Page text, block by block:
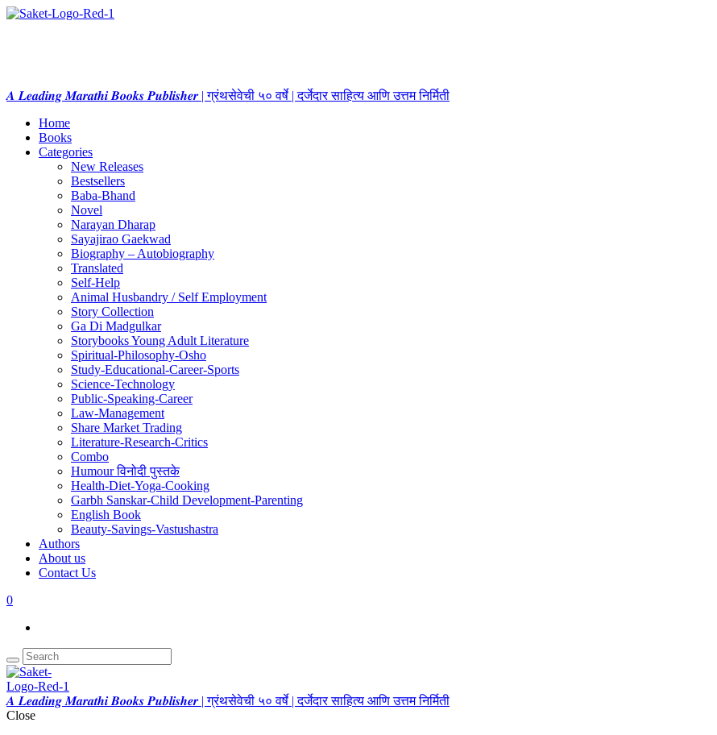
𝑨 𝑳𝒆𝒂𝒅𝒊𝒏𝒈 𝑴𝒂𝒓𝒂𝒕𝒉𝒊 𝑩𝒐𝒐𝒌𝒔 𝑷𝒖𝒃𝒍𝒊𝒔𝒉𝒆𝒓 | ग्रंथसेवेची ५० वर्षे | दर्जेदार साहित्य आणि उत्तम निर्मिती
Home
Books
Categories
New Releases
Bestsellers
Baba-Bhand
Novel
Narayan Dharap
Sayajirao Gaekwad
Biography – Autobiography
Translated
Self-Help
Animal Husbandry / Self Employment
Story Collection
Ga Di Madgulkar
Storybooks Young Adult Literature
Spiritual-Philosophy-Osho
Study-Educational-Career-Sports
Science-Technology
Public-Speaking-Career
Law-Management
Share Market Trading
Literature-Research-Critics
Combo
Humour विनोदी पुस्तके
Health-Diet-Yoga-Cooking
Garbh Sanskar-Child Development-Parenting
English Book
Beauty-Savings-Vastushastra
Authors
About us
Contact Us
0
𝑨 𝑳𝒆𝒂𝒅𝒊𝒏𝒈 𝑴𝒂𝒓𝒂𝒕𝒉𝒊 𝑩𝒐𝒐𝒌𝒔 𝑷𝒖𝒃𝒍𝒊𝒔𝒉𝒆𝒓 | ग्रंथसेवेची ५० वर्षे | दर्जेदार साहित्य आणि उत्तम निर्मिती
Close